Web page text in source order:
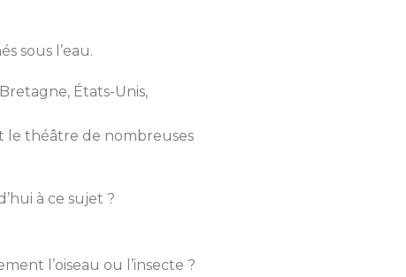
sous l’eau.
États-Unis,
le théâtre de nombreuses
à ce sujet ?
l’oiseau ou l’insecte ?